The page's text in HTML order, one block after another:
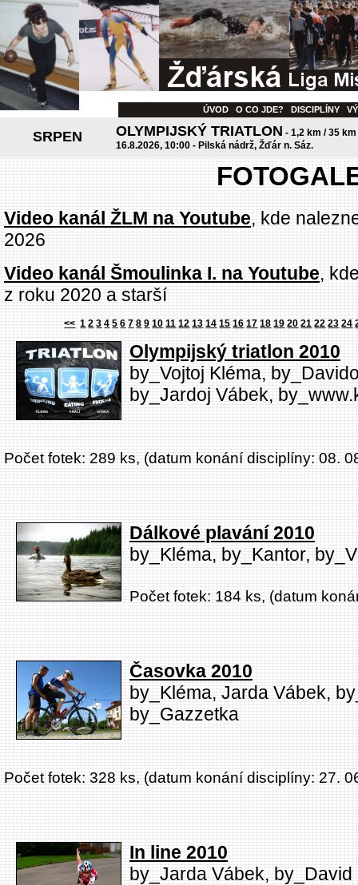
ÚVOD O CO JDE? DISCIPLÍNY
SRPEN OLYMPIJSKÝ TRIATLON - 1,2 km / 35
16.8.2026, 10:00 - Pilská nádrž, Žďár n. Sáz.
Video kanál ŽLM na Youtube, kde
2026
Video kanál Šmoulinka I. na Youtube,
z roku 2020 a starší
<< 1 2 3 4 5 6 7 8 9 10 11 12 13 14 15 16 17 18 19 20 21 22 23 24
Olympijský triatlon 2010
by_Vojtoj Kléma,
by_Jardoj Vábek,
Počet fotek: 289 ks, (datum konání disciplíny: 08.
Dálkové plavání 2010
by_Kléma, by_Kantor,
Počet fotek: 184 ks, (datum
Časovka 2010
by_Kléma, Jarda Vábek,
by_Gazzetka
Počet fotek: 328 ks, (datum konání disciplíny: 27.
In line 2010
by_Jarda Vábek,